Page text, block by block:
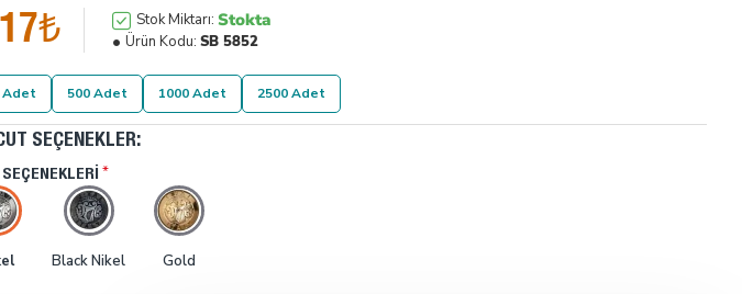
Stok Miktarı: Stokta
Ürün Kodu: SB 5852
Adet 500 Adet 1000 Adet 2500 Adet
SEÇENEKLER:
Black Nikel Gold